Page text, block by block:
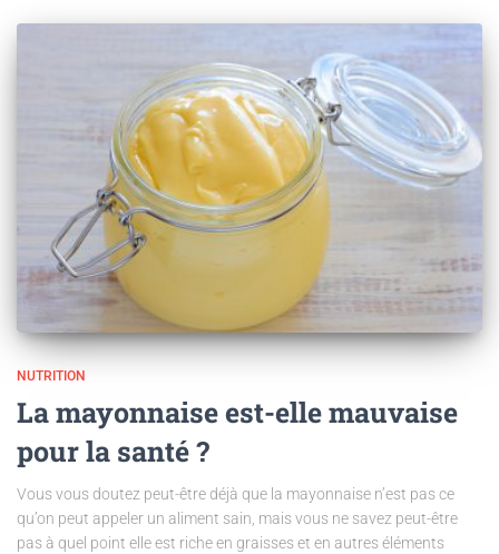
NUTRITION
La mayonnaise est-elle mauvaise
pour la santé ?
Vous vous doutez peut-être déjà que la mayonnaise n’est pas ce
qu’on peut appeler un aliment sain, mais vous ne savez peut-être
pas à quel point elle est riche en graisses et en autres éléments